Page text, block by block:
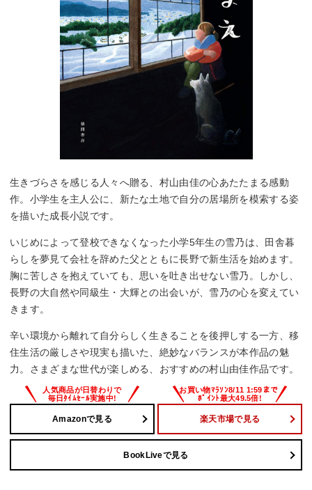
生きづらさを感じる人々へ贈る、村山由佳の心あたたまる感動
作。小学生を主人公に、新たな土地で自分の居場所を模索する姿
を描いた成長小説です。
いじめによって登校できなくなった小学5年生の雪乃は、田舎暮
らしを夢見て会社を辞めた父とともに長野で新生活を始めます。
胸に苦しさを抱えていても、思いを吐き出せない雪乃。しかし、
長野の大自然や同級生・大輝との出会いが、雪乃の心を変えてい
きます。
辛い環境から離れて自分らしく生きることを後押しする一方、移
住生活の厳しさや現実も描いた、絶妙なバランスが本作品の魅
力。さまざまな世代が楽しめる、おすすめの村山由佳作品です。
Amazonで見る 楽天市場で見る
BookLiveで見る